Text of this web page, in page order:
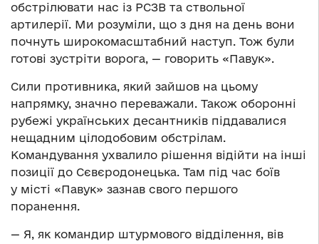
обстрілювати нас із РСЗВ та ствольної
артилерії. Ми розуміли, що з дня на день вони
почнуть широкомасштабний наступ. Тож були
готові зустріти ворога, — говорить «Павук».
Сили противника, який зайшов на цьому
напрямку, значно переважали. Також оборонні
рубежі українських десантників піддавалися
нещадним цілодобовим обстрілам.
Командування ухвалило рішення відійти на інші
позиції до Сєвєродонецька. Там під час боїв
у місті «Павук» зазнав свого першого
поранення.
— Я, як командир штурмового відділення, вів